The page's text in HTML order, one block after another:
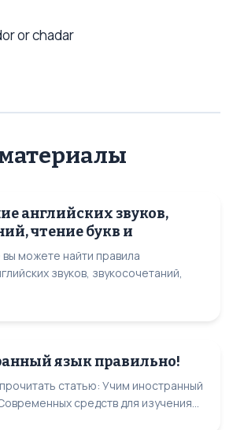
or chadar
английских звуков,
чтение букв и
можете найти правила
звуков, звукосочетаний,
язык правильно!
статью: Учим иностранный
средств для изучения...